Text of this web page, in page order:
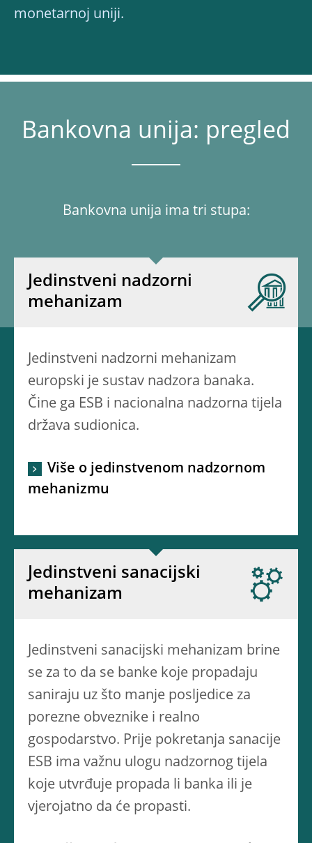
monetarnoj uniji.
Bankovna unija: pregled
Bankovna unija ima tri stupa:
Jedinstveni nadzorni
mehanizam
Jedinstveni nadzorni mehanizam
europski je sustav nadzora banaka.
Čine ga ESB i nacionalna nadzorna tijela
država sudionica.
Više o jedinstvenom nadzornom
mehanizmu
Jedinstveni sanacijski
mehanizam
Jedinstveni sanacijski mehanizam brine
se za to da se banke koje propadaju
saniraju uz što manje posljedice za
porezne obveznike i realno
gospodarstvo. Prije pokretanja sanacije
ESB ima važnu ulogu nadzornog tijela
koje utvrđuje propada li banka ili je
vjerojatno da će propasti.